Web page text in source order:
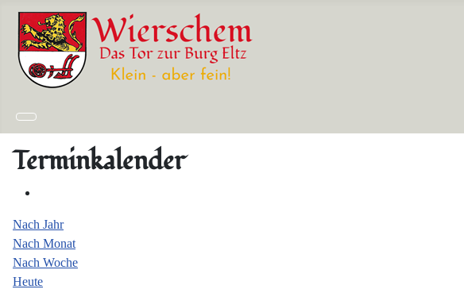
Terminkalender
Nach Jahr
Nach Monat
Nach Woche
Heute